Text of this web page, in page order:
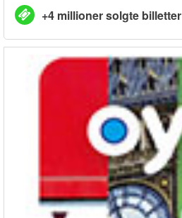
+4 millioner solgte billetter